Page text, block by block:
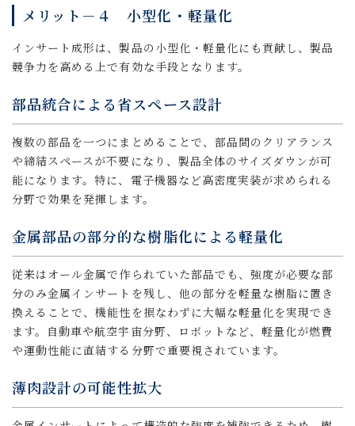
メリット－４ 小型化・軽量化
インサート成形は、製品の小型化・軽量化にも貢献し、製品
競争力を高める上で有効な手段となります。
部品統合による省スペース設計
複数の部品を一つにまとめることで、部品間のクリアランス
や締結スペースが不要になり、製品全体のサイズダウンが可
能になります。特に、電子機器など高密度実装が求められる
分野で効果を発揮します。
金属部品の部分的な樹脂化による軽量化
従来はオール金属で作られていた部品でも、強度が必要な部
分のみ金属インサートを残し、他の部分を軽量な樹脂に置き
換えることで、機能性を損なわずに大幅な軽量化を実現でき
ます。自動車や航空宇宙分野、ロボットなど、軽量化が燃費
や運動性能に直結する分野で重要視されています。
薄肉設計の可能性拡大